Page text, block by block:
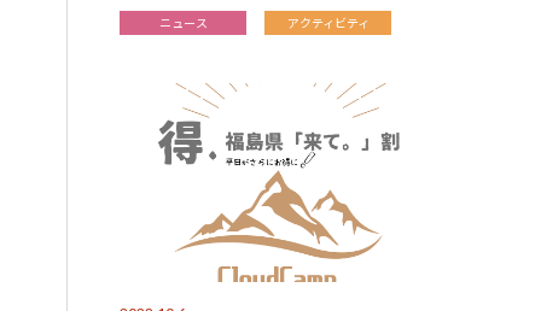
ニュース アクティビティ